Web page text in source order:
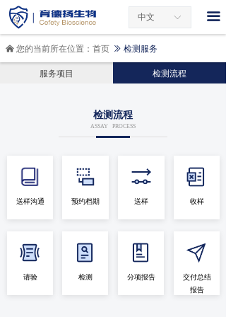
끀
ꀅ
中文
送样沟通 送样 收样
请验 检测 分项报告
交付总结
报告
服务项目 检测流程
낀 您的当前所在位置： 首页 ꅀ 检测服务
检测流程
ASSAY PROCESS
预约档期